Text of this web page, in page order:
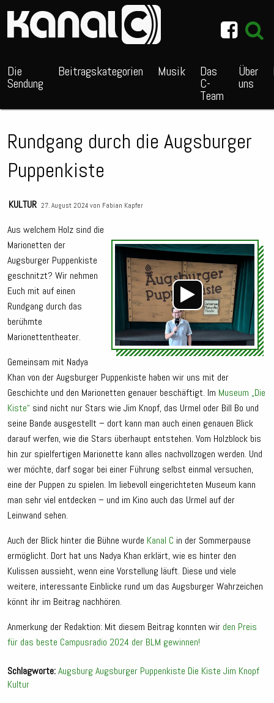
Die
Sendung
Beitragskategorien Musik Das
C-
Team
Über
uns
Rundgang durch die Augsburger
Puppenkiste
KULTUR 27. August 2024 von Fabian Kapfer
Aus welchem Holz sind die
Marionetten der
Augsburger Puppenkiste
geschnitzt? Wir nehmen
Euch mit auf einen
Rundgang durch das
berühmte
Marionettentheater.
Gemeinsam mit Nadya
Khan von der Augsburger Puppenkiste haben wir uns mit der
Geschichte und den Marionetten genauer beschäftigt. Im Museum „Die
Kiste“ sind nicht nur Stars wie Jim Knopf, das Urmel oder Bill Bo und
seine Bande ausgestellt – dort kann man auch einen genauen Blick
darauf werfen, wie die Stars überhaupt entstehen. Vom Holzblock bis
hin zur spielfertigen Marionette kann alles nachvollzogen werden. Und
wer möchte, darf sogar bei einer Führung selbst einmal versuchen,
eine der Puppen zu spielen. Im liebevoll eingerichteten Museum kann
man sehr viel entdecken – und im Kino auch das Urmel auf der
Leinwand sehen.
Auch der Blick hinter die Bühne wurde Kanal C in der Sommerpause
ermöglicht. Dort hat uns Nadya Khan erklärt, wie es hinter den
Kulissen aussieht, wenn eine Vorstellung läuft. Diese und viele
weitere, interessante Einblicke rund um das Augsburger Wahrzeichen
könnt ihr im Beitrag nachhören.
Anmerkung der Redaktion: Mit diesem Beitrag konnten wir den Preis
für das beste Campusradio 2024 der BLM gewinnen!
Schlagworte:Augsburg Augsburger Puppenkiste Die Kiste Jim Knopf
Kultur